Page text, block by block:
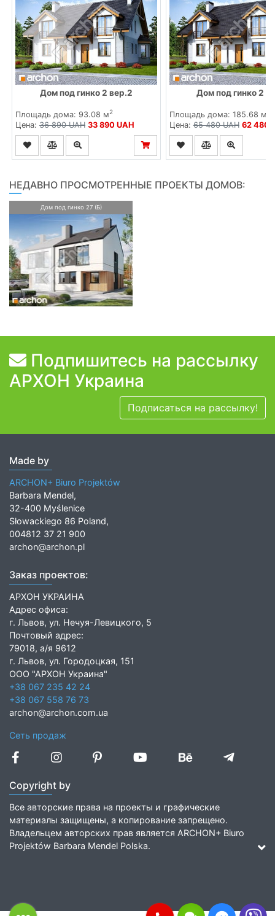
Дом под гинко 2 вер.2
Площадь дома: 93.08 м2
Цена: 36 890 UAH 33 890 UAH
Дом под гинко 2
Площадь дома: 185.68 м
Цена:65 480 UAH 62 480
НЕДАВНО ПРОСМОТРЕННЫЕ ПРОЕКТЫ ДОМОВ:
Дом под гинко 27 (Б)
Подпишитесь на рассылку
АРХОН Украина
Подписаться на рассылку!
Made by
ARCHON+ Biuro Projektów
Barbara Mendel,
32-400 Myślenice
Słowackiego 86 Poland,
004812 37 21 900
archon@archon.pl
Заказ проектов:
АРХОН УКРАИНА
Адрес офиса:
г. Львов, ул. Нечуя-Левицкого, 5
Почтовый адрес:
79018, а/я 9612
г. Львов, ул. Городоцкая, 151
ООО "АРХОН Украина"
+38 067 235 42 24
+38 067 558 76 73
archon@archon.com.ua
Сеть продаж
Copyright by
Все авторские права на проекты и графические
материалы защищены, а копирование запрещено.
Владельцем авторских прав является ARCHON+ Biuro
Projektów Barbara Mendel Polska.